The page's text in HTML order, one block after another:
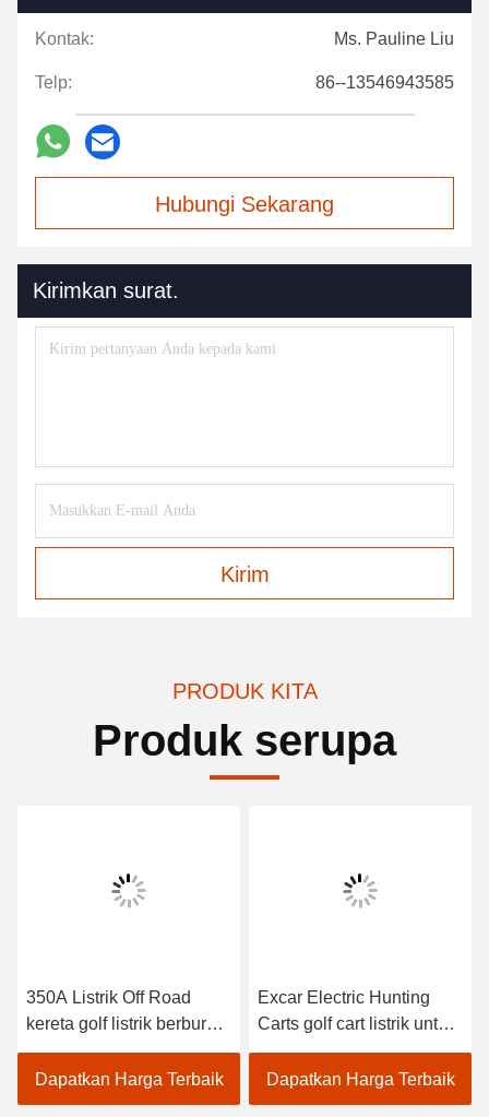
Kontak: Ms. Pauline Liu
Telp: 86--13546943585
Hubungi Sekarang
Kirimkan surat.
Kirim
PRODUK KITA
Produk serupa
350A Listrik Off Road
kereta golf listrik berburu
kereta 4 wheel drive
kereta golf listrik
Dapatkan Harga Terbaik
Excar Electric Hunting
Carts golf cart listrik untuk
berburu berburu kereta
golf
Dapatkan Harga Terbaik